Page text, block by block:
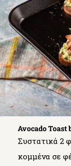
Avocado Toast
Συστατικά 2
κομμένα σε